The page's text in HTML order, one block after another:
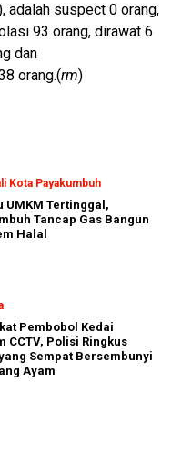
adalah suspect 0 orang,
93 orang, dirawat 6
dan
orang.(rm)
Kota Payakumbuh
UMKM Tertinggal,
Tancap Gas Bangun
Halal
Pembobol Kedai
CCTV, Polisi Ringkus
Sempat Bersembunyi
Ayam